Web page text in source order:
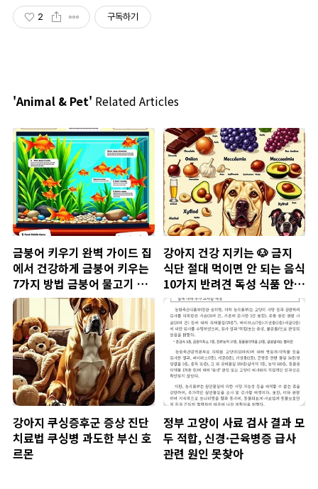
2 구독하기
'Animal & Pet' Related Articles
금붕어 키우기 완벽 가이드 집
에서 건강하게 금붕어 키우는
7가지 방법 금붕어 물고기 키
우기 수족관 관리
강아지 건강 지키는 🐶 금지
식단 절대 먹이면 안 되는 음식
10가지 반려견 독성 식품 안전
가이드
강아지 쿠싱증후군 증상 진단
치료법 쿠싱병 과도한 부신 호
르몬
정부 고양이 사료 검사 결과 모
두 적합, 신경·근육병증 급사
관련 원인 못찾아